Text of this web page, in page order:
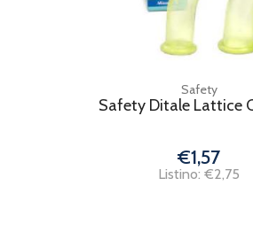
Safety
Safety Ditale Lattice
€1,57
Listino: €2,75